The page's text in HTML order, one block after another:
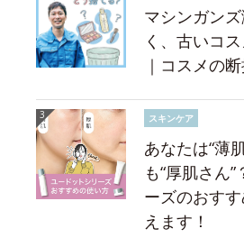
マシンガン
く、古いコ
｜コスメの
スキンケア
あなたは“薄
も“厚肌さん
ーズのおす
えます！